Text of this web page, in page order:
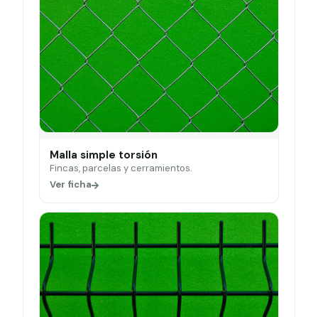
Malla simple torsión
Fincas, parcelas y cerramientos.
Ver ficha